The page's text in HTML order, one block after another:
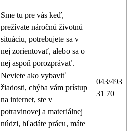
Sme tu pre vás keď,
prežívate náročnú životnú
situáciu, potrebujete sa v
nej zorientovať, alebo sa o
nej aspoň porozprávať.
Neviete ako vybaviť
žiadosti, chýba vám prístup
na internet, ste v
potravinovej a materiálnej
núdzi, hľadáte prácu, máte
043/493
31 70